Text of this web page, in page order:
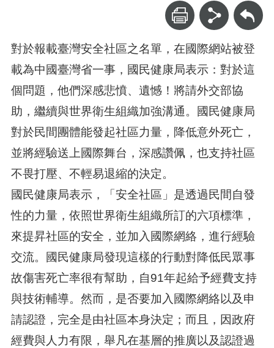
回上一頁
對於報載臺灣安全社區之名單，在國際網站被登
載為中國臺灣省一事，國民健康局表示：對於這
個問題，他們深感悲憤、遺憾！將請外交部協
助，繼續與世界衛生組織加強溝通。國民健康局
對於民間團體能發起社區力量，降低意外死亡，
並將經驗送上國際舞台，深感讚佩，也支持社區
不畏打壓、不輕易退縮的決定。
國民健康局表示，「安全社區」是透過民間自發
性的力量，依照世界衛生組織所訂的六項標準，
來提昇社區的安全，並加入國際網絡，進行經驗
交流。國民健康局發現這樣的行動對降低民眾事
故傷害死亡率很有幫助，自91年起給予經費支持
與技術輔導。然而，是否要加入國際網絡以及申
請認證，完全是由社區本身決定；而且，因政府
經費與人力有限，舉凡在基層的推廣以及認證過